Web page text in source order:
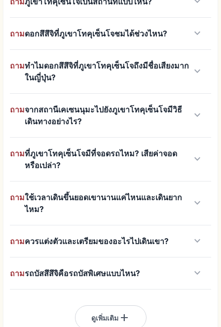
ถามดอกสึสึจิที่ภูเขาโทคุเซ็นโจชมได้ช่วงไหน? keyboard_arrow_down
ถามทำไมดอกสึสึจิที่ภูเขาโทคุเซ็นโจถึงมีชื่อเสียงมาก
ในญี่ปุ่น?
keyboard_arrow_down
ถามจากสถานีเคเซนนุมะไปยังภูเขาโทคุเซ็นโจมีวิธี
เดินทางอย่างไร?
keyboard_arrow_down
ถามที่ภูเขาโทคุเซ็นโจมีที่จอดรถไหม? เสียค่าจอด
หรือเปล่า?
keyboard_arrow_down
ถามใช้เวลาเดินขึ้นยอดเขานานแค่ไหนและเดินยาก
ไหม?
keyboard_arrow_down
ถามควรแต่งตัวและเตรียมของอะไรไปเดินเขา? keyboard_arrow_down
ถามรถบัสสึสึจิคือรถบัสพิเศษแบบไหน? keyboard_arrow_down
ดูเพิ่มเติมadd